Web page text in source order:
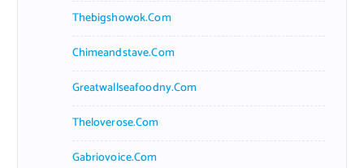
Thebigshowok.com
Chimeandstave.com
Greatwallseafoodny.com
Theloverose.com
Gabriovoice.com